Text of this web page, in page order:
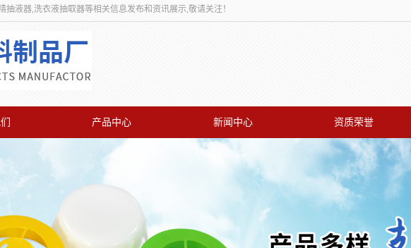
抽液器,洗衣液抽取器等相关信息发布和资讯展示,敬请关注！
产品中心 新闻中心 资质荣誉